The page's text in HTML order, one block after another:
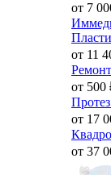
от 7
от 11
от 500
от 17
от 37